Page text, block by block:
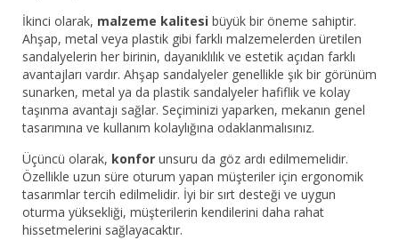
İkinci olarak, malzeme kalitesi büyük bir öneme sahiptir.
Ahşap, metal veya plastik gibi farklı malzemelerden üretilen
sandalyelerin her birinin, dayanıklılık ve estetik açıdan farklı
avantajları vardır. Ahşap sandalyeler genellikle şık bir görünüm
sunarken, metal ya da plastik sandalyeler hafiflik ve kolay
taşınma avantajı sağlar. Seçiminizi yaparken, mekanın genel
tasarımına ve kullanım kolaylığına odaklanmalısınız.
Üçüncü olarak, konfor unsuru da göz ardı edilmemelidir.
Özellikle uzun süre oturum yapan müşteriler için ergonomik
tasarımlar tercih edilmelidir. İyi bir sırt desteği ve uygun
oturma yüksekliği, müşterilerin kendilerini daha rahat
hissetmelerini sağlayacaktır.